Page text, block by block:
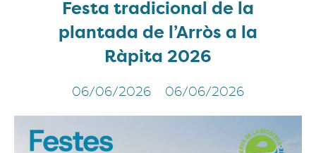
Festa tradicional de la
plantada de l’Arròs a la
Ràpita 2026
06/06/2026 06/06/2026